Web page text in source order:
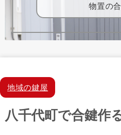
物置の
地域の鍵屋
八千代町で合鍵作